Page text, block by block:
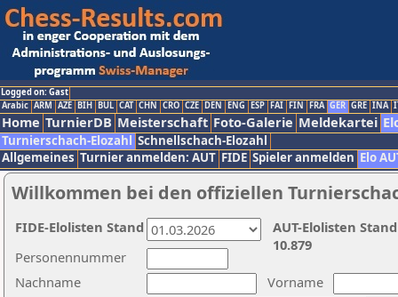
Logged on: Gast
Arabic ARM AZE BIH BUL CAT CHN CRO CZE DEN ENG ESP FAI FIN FRA GER GRE INA
Home TurnierDB Meisterschaft Foto-Galerie Meldekartei
Turnierschach-Elozahl Schnellschach-Elozahl
Allgemeines Turnier anmelden: AUT FIDE Spieler anmelden Elo
Willkommen bei den offiziellen
Nachname
Vorname
Personennummer
AUT-Elolisten
10.879
FIDE-Elolisten Stand